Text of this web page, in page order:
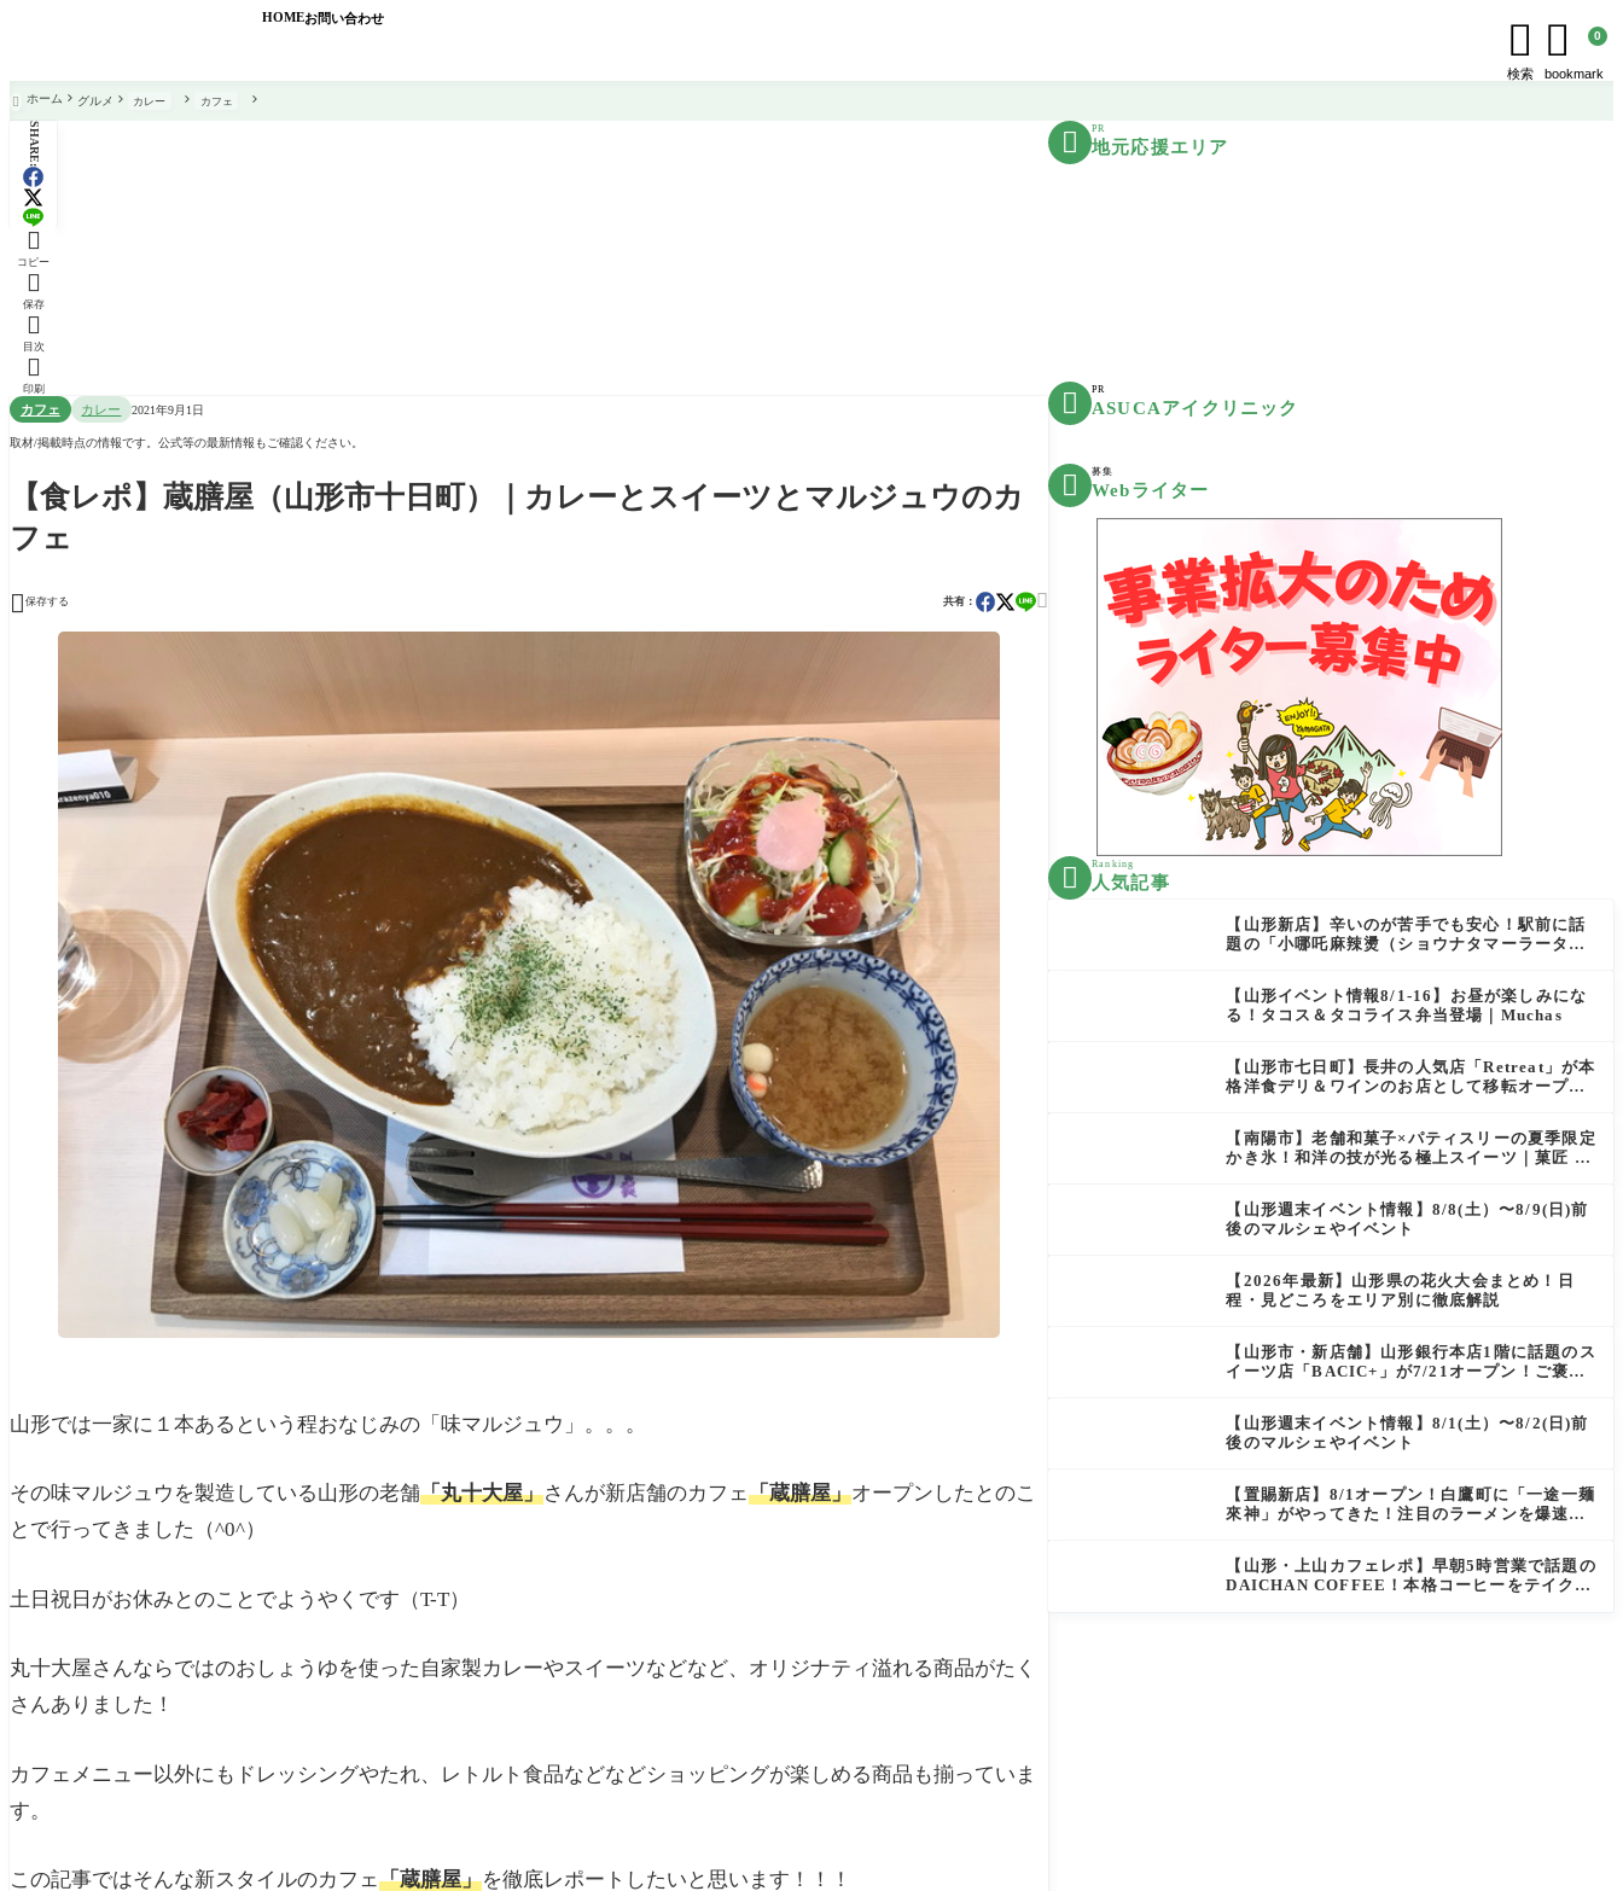
HOMEお問い合わせ 
検索
 0
bookmark
 ホーム グルメ カレー カフェ
SHARE:

コピー

保存

目次

印刷
カフェ カレー 2021年9月1日
取材/掲載時点の情報です。公式等の最新情報もご確認ください。
【食レポ】蔵膳屋（山形市十日町）｜カレーとスイーツとマルジュウのカ
フェ
 保存する 共有： 
山形では一家に１本あるという程おなじみの「味マルジュウ」。。。
その味マルジュウを製造している山形の老舗「丸十大屋」さんが新店舗のカフェ「蔵膳屋」オープンしたとのこ
とで行ってきました（^0^）
土日祝日がお休みとのことでようやくです（T-T）
丸十大屋さんならではのおしょうゆを使った自家製カレーやスイーツなどなど、オリジナティ溢れる商品がたく
さんありました！
カフェメニュー以外にもドレッシングやたれ、レトルト食品などなどショッピングが楽しめる商品も揃っていま
す。
この記事ではそんな新スタイルのカフェ「蔵膳屋」を徹底レポートしたいと思います！！！
 PR
地元応援エリア
 PR
ASUCAアイクリニック
 募集
Webライター
 Ranking
人気記事
【山形新店】辛いのが苦手でも安心！駅前に話
題の「小哪吒麻辣燙（ショウナタマーラータ
【山形イベント情報8/1-16】お昼が楽しみにな
る！タコス＆タコライス弁当登場｜Muchas
【山形市七日町】長井の人気店「Retreat」が本
格洋食デリ＆ワインのお店として移転オープン
【南陽市】老舗和菓子×パティスリーの夏季限定
かき氷！和洋の技が光る極上スイーツ｜菓匠 萬
【山形週末イベント情報】8/8(土）〜8/9(日)前
後のマルシェやイベント
【2026年最新】山形県の花火大会まとめ！日
程・見どころをエリア別に徹底解説
【山形市・新店舗】山形銀行本店1階に話題のス
イーツ店「BACIC+」が7/21オープン！ご褒美
【山形週末イベント情報】8/1(土）〜8/2(日)前
後のマルシェやイベント
【置賜新店】8/1オープン！白鷹町に「一途一麺
來神」がやってきた！注目のラーメンを爆速実
【山形・上山カフェレポ】早朝5時営業で話題の
DAICHAN COFFEE！本格コーヒーをテイクア